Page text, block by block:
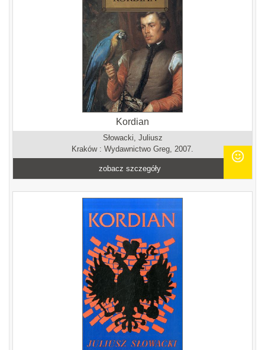
Kordian
Słowacki, Juliusz
Kraków : Wydawnictwo Greg, 2007.
zobacz szczegóły